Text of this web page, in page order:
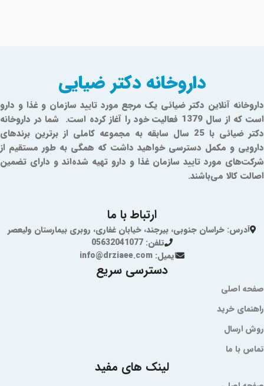
داروخانه دکتر ضیایی
داروخانه آنلاین دکتر ضیائی یک مرجع مورد تایید سازمان و غذا و دارو
است که از سال 1379 فعالیت خود را آغاز کرده است. شما در داروخانه
دکتر ضیائی با 25 سال سابقه به مجموعه کاملی از برترین برندهای
دارویی و مکمل دسترسی خواهید داشت که همگی به طور مستقیم از
شرکت‌های مورد تایید سازمان غذا و دارو تهیه شده‌اند و دارای تضمین
اصالت کالا می‌باشند.
ارتباط با ما
آدرس: خراسان جنوبی، بیرجند، خیابان غفاری، روبری بیمارستان ولیعصر
تلفن: 05632041077
ایمیل: info@drziaee.com
دسترسی سریع
صفحه اصلی
راهنمای خرید
روش ارسال
تماس با ما
لینک های مفید